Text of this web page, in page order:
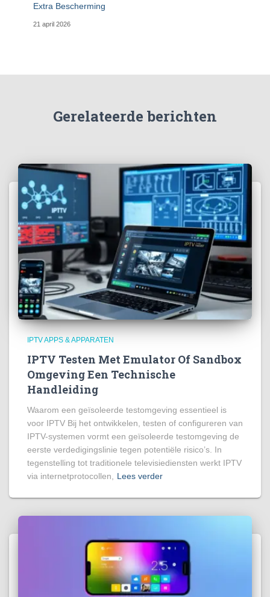
Extra Bescherming
21 april 2026
Gerelateerde berichten
IPTV APPS & APPARATEN
IPTV Testen Met Emulator Of Sandbox
Omgeving Een Technische
Handleiding
Waarom een geïsoleerde testomgeving essentieel is
voor IPTV Bij het ontwikkelen, testen of configureren van
IPTV-systemen vormt een geïsoleerde testomgeving de
eerste verdedigingslinie tegen potentiële risico’s. In
tegenstelling tot traditionele televisiediensten werkt IPTV
via internetprotocollen,
Lees verder